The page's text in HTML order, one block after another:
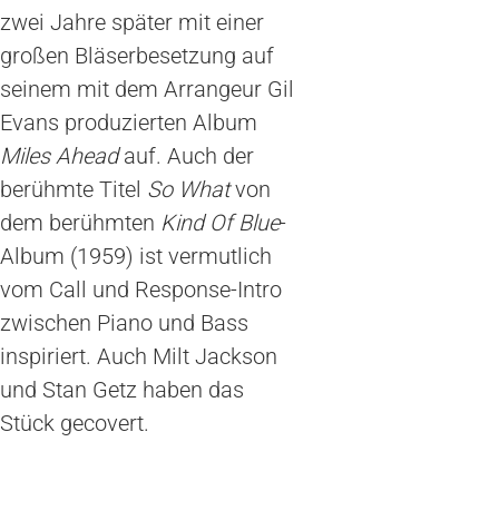
zwei Jahre später mit einer
großen Bläserbesetzung auf
seinem mit dem Arrangeur Gil
Evans produzierten Album
Miles Aheadauf. Auch der
berühmte Titel So Whatvon
dem berühmten Kind Of Blue-
Album (1959) ist vermutlich
vom Call und Response-Intro
zwischen Piano und Bass
inspiriert. Auch Milt Jackson
und Stan Getz haben das
Stück gecovert.